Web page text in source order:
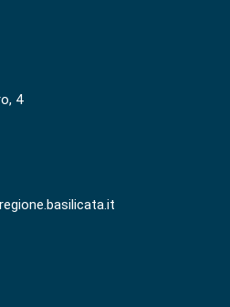
4